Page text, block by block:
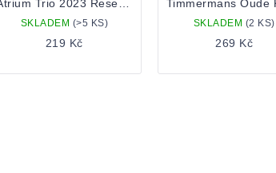
SKLADEM (>5 KS)
219 Kč
SKLADEM (2 KS)
269 Kč